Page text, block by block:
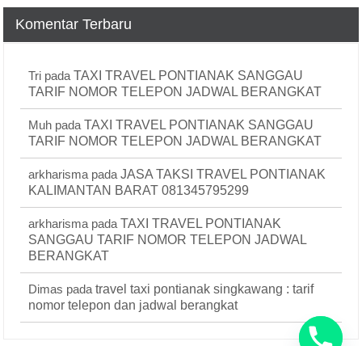
Komentar Terbaru
Tri padaTAXI TRAVEL PONTIANAK SANGGAU
TARIF NOMOR TELEPON JADWAL BERANGKAT
Muh padaTAXI TRAVEL PONTIANAK SANGGAU
TARIF NOMOR TELEPON JADWAL BERANGKAT
arkharisma padaJASA TAKSI TRAVEL PONTIANAK
KALIMANTAN BARAT 081345795299
arkharisma padaTAXI TRAVEL PONTIANAK
SANGGAU TARIF NOMOR TELEPON JADWAL
BERANGKAT
Dimas padatravel taxi pontianak singkawang : tarif
nomor telepon dan jadwal berangkat